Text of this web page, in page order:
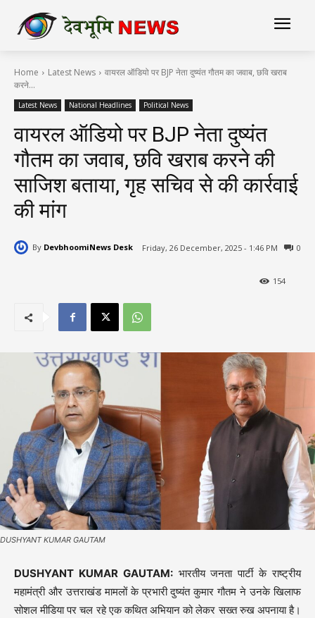
Home Latest News
वायरल ऑडियो पर BJP नेता दुष्यंत गौतम का जवाब, छवि खराब
करने...
Latest News National Headlines Political News
वायरल ऑडियो पर BJP नेता दुष्यंत
गौतम का जवाब, छवि खराब करने की
साजिश बताया, गृह सचिव से की कार्रवाई
की मांग
By DevbhoomiNews Desk Friday, 26 December, 2025 - 1:46 PM 0
154
DUSHYANT KUMAR GAUTAM
DUSHYANT KUMAR GAUTAM:भारतीय जनता पार्टी के राष्ट्रीय
महामंत्री और उत्तराखंड मामलों के प्रभारी दुष्यंत कुमार गौतम ने उनके खिलाफ
सोशल मीडिया पर चल रहे एक कथित अभियान को लेकर सख्त रुख अपनाया है।